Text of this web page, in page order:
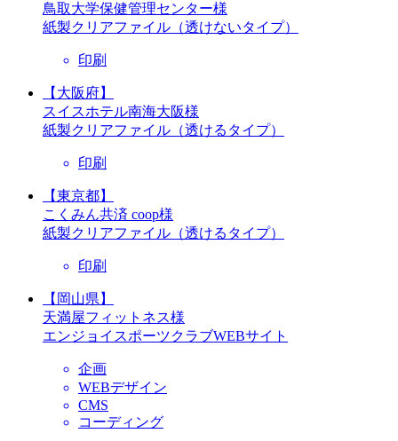
鳥取大学保健管理センター様
紙製クリアファイル（透けないタイプ）
印刷
【大阪府】
スイスホテル南海大阪様
紙製クリアファイル（透けるタイプ）
印刷
【東京都】
こくみん共済 coop様
紙製クリアファイル（透けるタイプ）
印刷
【岡山県】
天満屋フィットネス様
エンジョイスポーツクラブWEBサイト
企画
WEBデザイン
CMS
コーディング